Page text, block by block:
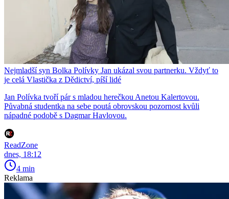
Nejmladší syn Bolka Polívky Jan ukázal svou partnerku. Vždyť to
je celá Vlastička z Dědictví, píší lidé
Jan Polívka tvoří pár s mladou herečkou Anetou Kalertovou.
Půvabná studentka na sebe poutá obrovskou pozornost kvůli
nápadné podobě s Dagmar Havlovou.
ReadZone
dnes, 18:12
4 min
Reklama